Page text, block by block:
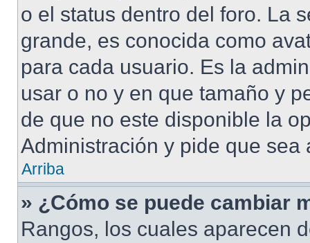
o el status dentro del foro. La
grande, es conocida como
para cada usuario. Es la
usar o no y en que tamaño y
de que no este disponible la
Administración y pide que sea
Arriba
» ¿Cómo se puede cambiar
Rangos, los cuales aparecen